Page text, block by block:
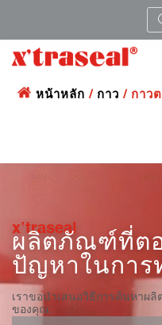
หน้าหลัก / กาว / กาว
x’traseal
ผลิตภัณฑ์ที่ต
ปัญหาในการ
เราขอนำเสนอวิธีการค้นหาผ
ของคุณ: